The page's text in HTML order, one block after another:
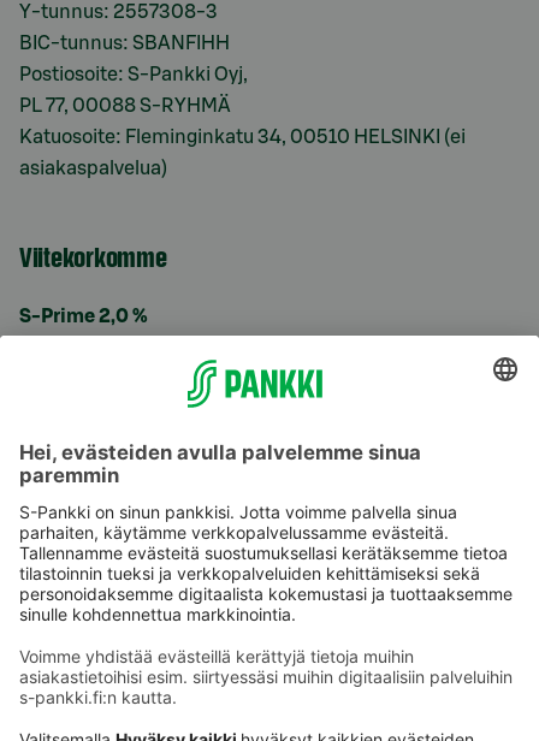
Y-tunnus: 2557308-3
BIC-tunnus: SBANFIHH
Postiosoite: S-Pankki Oyj,
PL 77, 00088 S-RYHMÄ
Katuosoite: Fleminginkatu 34, 00510 HELSINKI (ei
asiakaspalvelua)
Viitekorkomme
S-Prime 2,0 %
Käyttöehdot
Saavutettavuusseloste